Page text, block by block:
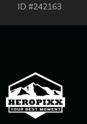
ID #242163